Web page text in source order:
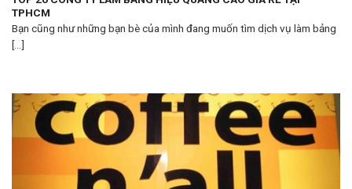
TPHCM
Bạn cũng như những bạn bè của mình đang muốn tìm dịch vụ làm bảng
[...]